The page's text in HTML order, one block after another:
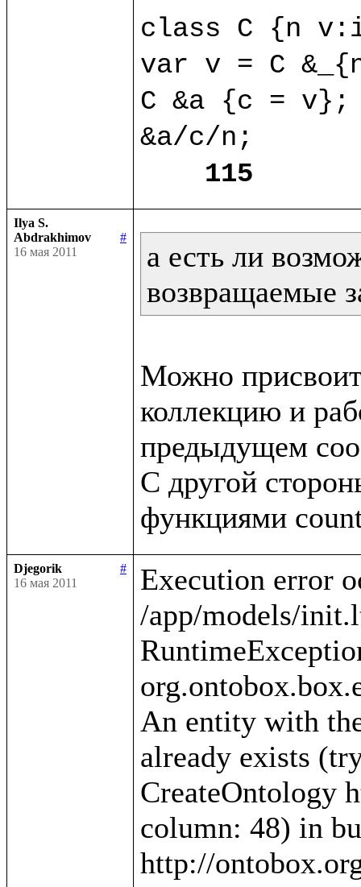
class C {n
var v = C
C &a {c = v};
&a/c/n;
115
Ilya S.
Abdrakhimov
#
16 мая 2011
а есть ли
возвращаемые
Можно
коллекцию и
предыдущем
С другой
Djegorik
#
16 мая 2011
Execution error
/app/models/
An entity with
already exists
CreateOntology
column: 48) in
http://